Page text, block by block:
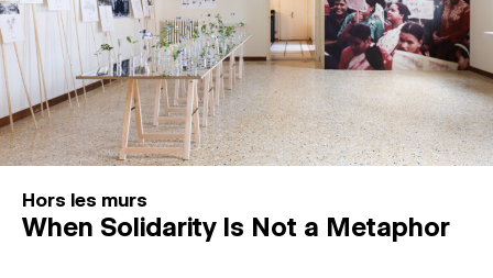
Hors les murs
When Solidarity Is Not a Metaphor